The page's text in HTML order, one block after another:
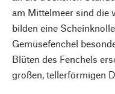
am Mittelmeer sind die
bilden eine
Gemüsefenchel
Blüten des Fenchels
großen, tellerförmigen